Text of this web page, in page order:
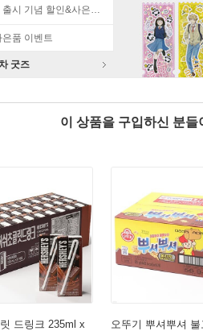
노르잇 신제품 출시 기념 할인&사은품 증정!
품 이벤트
굿즈
이 상품을 구입하신 분
드링크 235ml x
오뚜기 뿌셔뿌셔